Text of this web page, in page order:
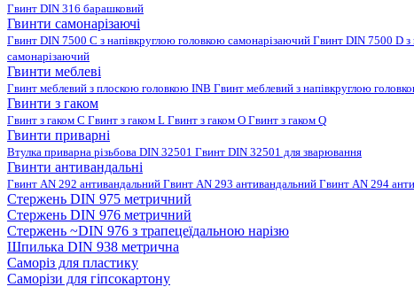
Гвинт DIN 316 барашковий
Гвинти самонарізаючі
Гвинт DIN 7500 C з напівкруглою головкою самонарізаючий Гвинт DIN 7500 D
самонарізаючий
Гвинти меблеві
Гвинт меблевий з плоскою головкою INB Гвинт меблевий з напівкруглою
Гвинти з гаком
Гвинт з гаком C Гвинт з гаком L Гвинт з гаком O Гвинт з гаком Q
Гвинти приварні
Втулка приварна різьбова DIN 32501 Гвинт DIN 32501 для зварювання
Гвинти антивандальні
Гвинт AN 292 антивандальний Гвинт AN 293 антивандальний Гвинт AN 294
Стержень DIN 975 метричний
Стержень DIN 976 метричний
Стержень ~DIN 976 з трапецеїдальною нарізю
Шпилька DIN 938 метрична
Саморіз для пластику
Саморізи для гіпсокартону